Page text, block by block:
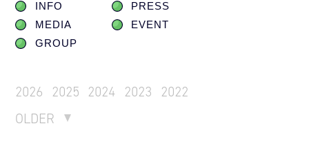
INFO
PRESS
MEDIA
EVENT
GROUP
2026 2025 2024 2023
2022
OLDER